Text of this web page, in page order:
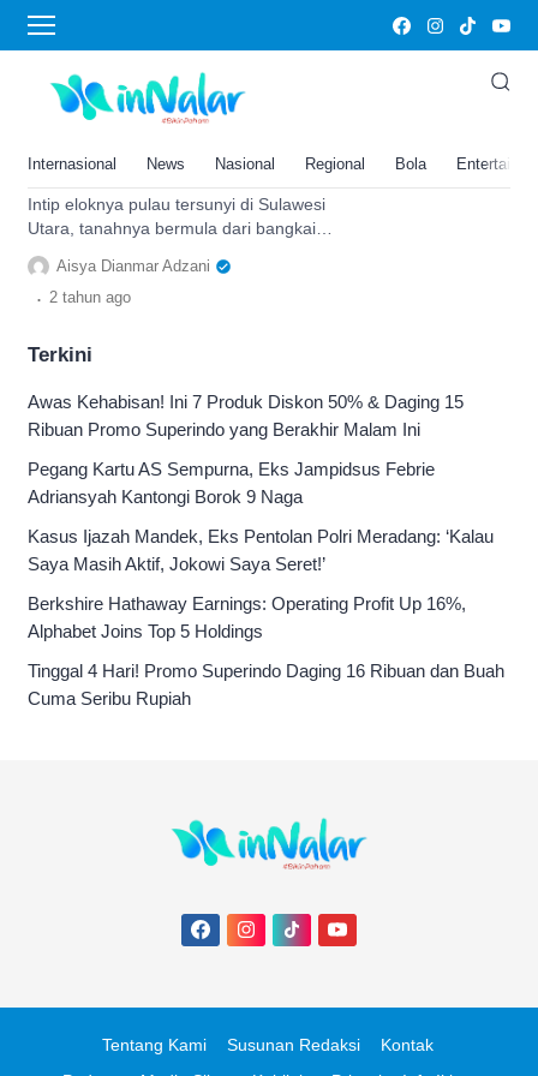
Internasional News Nasional Regional Bola
Sangihe
Pulau Tersunyi Sulawesi Utara
Ini Terbentuk dari Bangkai Kapal
Filipina Bersembunyi?
Intip eloknya pulau tersunyi di Sulawesi
Utara, tanahnya bermula dari bangkai
kapal Portugis dan ada sudut
persembunyian tentara Filipina.
Aisya Dianmar Adzani
. 2 tahun ago
Terkini
Awas Kehabisan! Ini 7 Produk Diskon 50% & Daging 15
Ribuan Promo Superindo yang Berakhir Malam Ini
Pegang Kartu AS Sempurna, Eks Jampidsus Febrie
Adriansyah Kantongi Borok 9 Naga
Kasus Ijazah Mandek, Eks Pentolan Polri Meradang: ‘Kalau
Saya Masih Aktif, Jokowi Saya Seret!’
Berkshire Hathaway Earnings: Operating Profit Up 16%,
Alphabet Joins Top 5 Holdings
Tinggal 4 Hari! Promo Superindo Daging 16 Ribuan dan Buah
Cuma Seribu Rupiah
Tentang Kami Susunan Redaksi
Kontak